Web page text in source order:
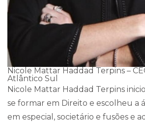
Nicole Mattar Haddad Terpins –
Atlântico Sul
Nicole Mattar Haddad Terpins
se formar em Direito e escolheu a
em especial, societário e fusões e